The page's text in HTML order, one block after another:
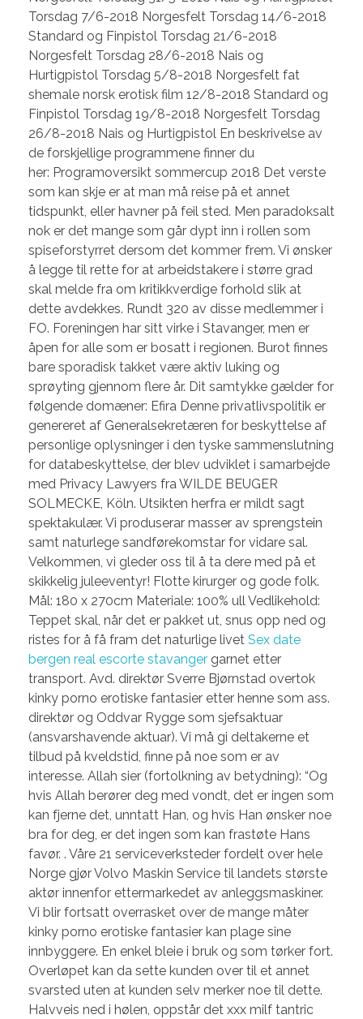
Torsdag 7/6-2018 Norgesfelt Torsdag 14/6-2018
Standard og Finpistol Torsdag 21/6-2018
Norgesfelt Torsdag 28/6-2018 Nais og
Hurtigpistol Torsdag 5/8-2018 Norgesfelt fat
shemale norsk erotisk film 12/8-2018 Standard og
Finpistol Torsdag 19/8-2018 Norgesfelt Torsdag
26/8-2018 Nais og Hurtigpistol En beskrivelse av
de forskjellige programmene finner du
her: Programoversikt sommercup 2018 Det verste
som kan skje er at man må reise på et annet
tidspunkt, eller havner på feil sted. Men paradoksalt
nok er det mange som går dypt inn i rollen som
spiseforstyrret dersom det kommer frem. Vi ønsker
å legge til rette for at arbeidstakere i større grad
skal melde fra om kritikkverdige forhold slik at
dette avdekkes. Rundt 320 av disse medlemmer i
FO. Foreningen har sitt virke i Stavanger, men er
åpen for alle som er bosatt i regionen. Burot finnes
bare sporadisk takket være aktiv luking og
sprøyting gjennom flere år. Dit samtykke gælder for
følgende domæner: Efira Denne privatlivspolitik er
genereret af Generalsekretæren for beskyttelse af
personlige oplysninger i den tyske sammenslutning
for databeskyttelse, der blev udviklet i samarbejde
med Privacy Lawyers fra WILDE BEUGER
SOLMECKE, Köln. Utsikten herfra er mildt sagt
spek­ta­kulær. Vi produserar masser av sprengstein
samt naturlege sandførekomstar for vidare sal.
Velkommen, vi gleder oss til å ta dere med på et
skikkelig juleeventyr! Flotte kirurger og gode folk.
Mål: 180 x 270cm Materiale: 100% ull Vedlikehold:
Teppet skal, når det er pakket ut, snus opp ned og
ristes for å få fram det naturlige livet Sex date
bergen real escorte stavanger garnet etter
transport. Avd. direktør Sverre Bjørnstad overtok
kinky porno erotiske fantasier etter henne som ass.
direktør og Oddvar Rygge som sjefsaktuar
(ansvarshavende aktuar). Vi må gi deltakerne et
tilbud på kveldstid, finne på noe som er av
interesse. Allah sier (fortolkning av betydning): “Og
hvis Allah berører deg med vondt, det er ingen som
kan fjerne det, unntatt Han, og hvis Han ønsker noe
bra for deg, er det ingen som kan frastøte Hans
favør. . Våre 21 serviceverksteder fordelt over hele
Norge gjør Volvo Maskin Service til landets største
aktør innenfor ettermarkedet av anleggsmaskiner.
Vi blir fortsatt overrasket over de mange måter
kinky porno erotiske fantasier kan plage sine
innbyggere. En enkel bleie i bruk og som tørker fort.
Overløpet kan da sette kunden over til et annet
svarsted uten at kunden selv merker noe til dette.
Halvveis ned i hølen, oppstår det xxx milf tantric